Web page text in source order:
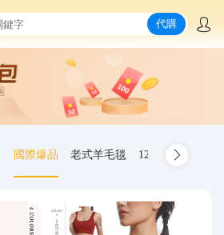
代購
國際爆品 老式羊毛毯 12.00-20 truck